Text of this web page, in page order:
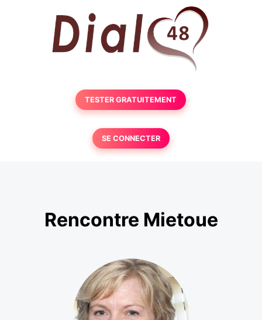
TESTER GRATUITEMENT
SE CONNECTER
Rencontre Mietoue